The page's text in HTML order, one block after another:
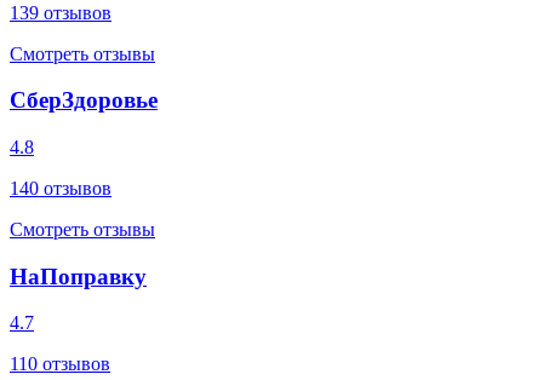
139 отзывов
Смотреть отзывы
СберЗдоровье
4.8
140 отзывов
Смотреть отзывы
НаПоправку
4.7
110 отзывов